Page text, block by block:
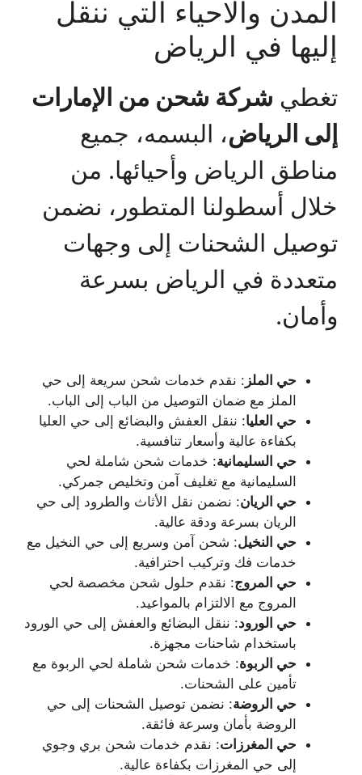
المدن والاحياء التي ننقل
إليها في الرياض
تغطي شركة شحن من الإمارات
إلى الرياض، البسمه، جميع
مناطق الرياض وأحيائها. من
خلال أسطولنا المتطور، نضمن
توصيل الشحنات إلى وجهات
متعددة في الرياض بسرعة
وأمان.
حي الملز : نقدم خدمات شحن سريعة إلى حي
الملز مع ضمان التوصيل من الباب إلى الباب.
حي العليا: ننقل العفش والبضائع إلى حي العليا
بكفاءة عالية وأسعار تنافسية.
حي السليمانية: خدمات شحن شاملة لحي
السليمانية مع تغليف آمن وتخليص جمركي.
حي الريان: نضمن نقل الأثاث والطرود إلى حي
الريان بسرعة ودقة عالية.
حي النخيل: شحن آمن وسريع إلى حي النخيل مع
خدمات فك وتركيب احترافية.
حي المروج: نقدم حلول شحن مخصصة لحي
المروج مع الالتزام بالمواعيد.
حي الورود: ننقل البضائع والعفش إلى حي الورود
باستخدام شاحنات مجهزة.
حي الربوة: خدمات شحن شاملة لحي الربوة مع
تأمين على الشحنات.
حي الروضة: نضمن توصيل الشحنات إلى حي
الروضة بأمان وسرعة فائقة.
حي المغرزات: نقدم خدمات شحن بري وجوي
إلى حي المغرزات بكفاءة عالية.